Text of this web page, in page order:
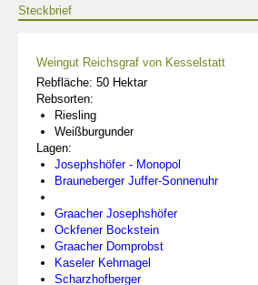
Steckbrief
Weingut Reichsgraf von Kesselstatt
Rebfläche: 50 Hektar
Rebsorten:
Riesling
Weißburgunder
Lagen:
Josephshöfer - Monopol
Brauneberger Juffer-Sonnenuhr
Graacher Josephshöfer
Ockfener Bockstein
Graacher Domprobst
Kaseler Kehrnagel
Scharzhofberger